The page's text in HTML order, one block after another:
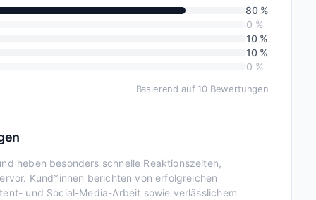
80 %
0 %
10 %
10 %
0 %
Basierend auf 10 Bewertungen
heben besonders schnelle Reaktionszeiten,
Kund*innen berichten von erfolgreichen
und Social-Media-Arbeit sowie verlässlichem